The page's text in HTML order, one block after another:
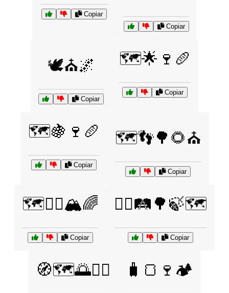
Copiar
Copiar
🕊️⛪🌌
Copiar
🗺️🌟🍷🥖
Copiar
🗺️🍇🍷🥖
Copiar
🗺️👣🌳🌻⛪
Copiar
🗺️🚶‍♂️🏔️🌈
Copiar
🚶‍♂️🛤️🌳🍃🗺️
Copiar
🧭🗺️🌅🚶‍♀️ 🧳🍞🍷🏕️